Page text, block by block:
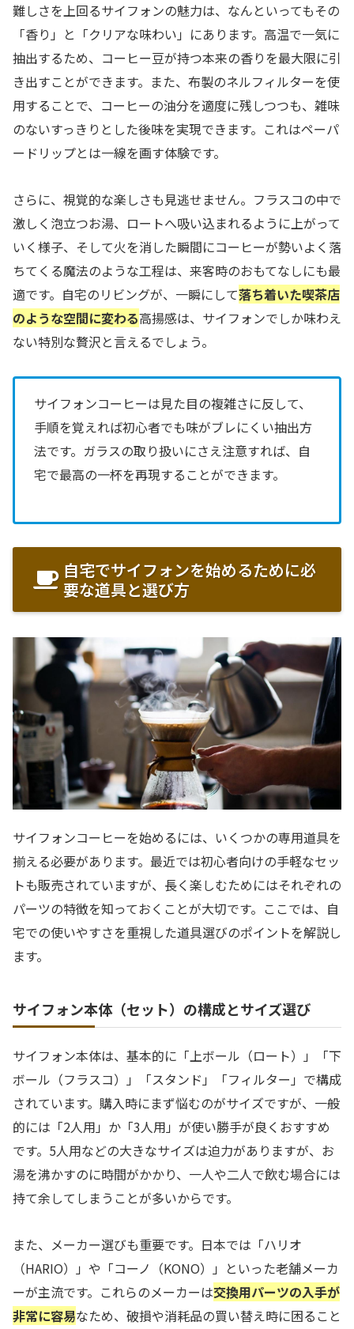
難しさを上回るサイフォンの魅力は、なんといってもその
「香り」と「クリアな味わい」にあります。高温で一気に
抽出するため、コーヒー豆が持つ本来の香りを最大限に引
き出すことができます。また、布製のネルフィルターを使
用することで、コーヒーの油分を適度に残しつつも、雑味
のないすっきりとした後味を実現できます。これはペーパ
ードリップとは一線を画す体験です。
さらに、視覚的な楽しさも見逃せません。フラスコの中で
激しく泡立つお湯、ロートへ吸い込まれるように上がって
いく様子、そして火を消した瞬間にコーヒーが勢いよく落
ちてくる魔法のような工程は、来客時のおもてなしにも最
適です。自宅のリビングが、一瞬にして落ち着いた喫茶店
のような空間に変わる高揚感は、サイフォンでしか味わえ
ない特別な贅沢と言えるでしょう。
サイフォンコーヒーは見た目の複雑さに反して、
手順を覚えれば初心者でも味がブレにくい抽出方
法です。ガラスの取り扱いにさえ注意すれば、自
宅で最高の一杯を再現することができます。
自宅でサイフォンを始めるために必
要な道具と選び方
サイフォンコーヒーを始めるには、いくつかの専用道具を
揃える必要があります。最近では初心者向けの手軽なセッ
トも販売されていますが、長く楽しむためにはそれぞれの
パーツの特徴を知っておくことが大切です。ここでは、自
宅での使いやすさを重視した道具選びのポイントを解説し
ます。
サイフォン本体（セット）の構成とサイズ選び
サイフォン本体は、基本的に「上ボール（ロート）」「下
ボール（フラスコ）」「スタンド」「フィルター」で構成
されています。購入時にまず悩むのがサイズですが、一般
的には「2人用」か「3人用」が使い勝手が良くおすすめ
です。5人用などの大きなサイズは迫力がありますが、お
湯を沸かすのに時間がかかり、一人や二人で飲む場合には
持て余してしまうことが多いからです。
また、メーカー選びも重要です。日本では「ハリオ
（HARIO）」や「コーノ（KONO）」といった老舗メーカ
ーが主流です。これらのメーカーは交換用パーツの入手が
非常に容易なため、破損や消耗品の買い替え時に困ること